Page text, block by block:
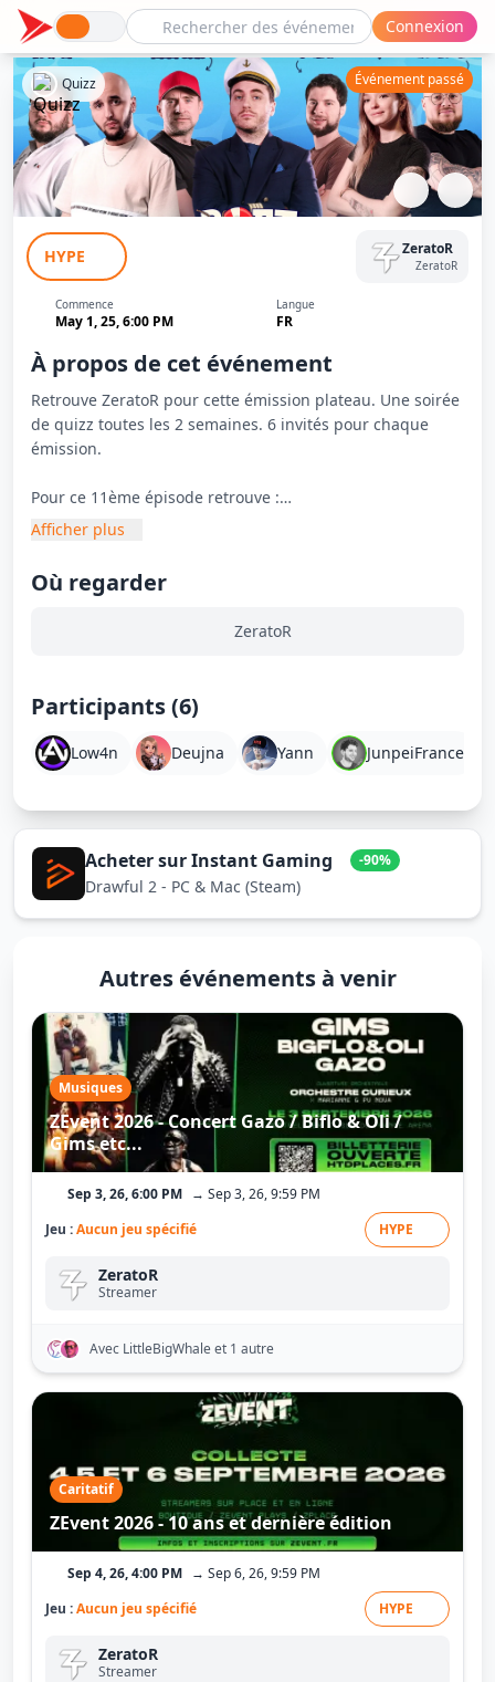
Connexion
BOAT : La Culture Au Sens Large #11
Quizz Événement passé
HYPE ZeratoR
ZeratoR
Commence
May 1, 25, 6:00 PM
Langue
FR
À propos de cet événement
Retrouve ZeratoR pour cette émission plateau. Une soirée
de quizz toutes les 2 semaines. 6 invités pour chaque
émission.
Pour ce 11ème épisode retrouve :
À Bâbord :
- Lowan
- Jiraya
- Deujna
Afficher plus
Où regarder
ZeratoR
Participants (6)
Low4n Deujna Yann JunpeiFrance
Acheter sur Instant Gaming -90%
Drawful 2 - PC & Mac (Steam)
Autres événements à venir
Musiques
ZEvent 2026 - Concert Gazo / Biflo & Oli /
Gims etc...
Sep 3, 26, 6:00 PM → Sep 3, 26, 9:59 PM
Jeu :Aucun jeu spécifié HYPE
ZeratoR
Streamer
Avec LittleBigWhaleet 1 autre
Caritatif
ZEvent 2026 - 10 ans et dernière édition
Sep 4, 26, 4:00 PM → Sep 6, 26, 9:59 PM
Jeu :Aucun jeu spécifié HYPE
ZeratoR
Streamer